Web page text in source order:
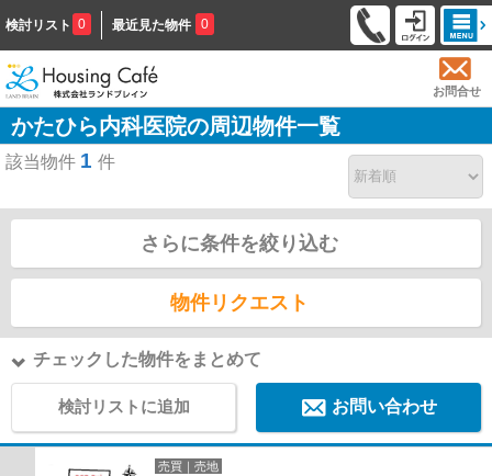
検討リスト 0 最近見た物件 0
お問合せ
かたひら内科医院の周辺物件一覧
該当物件 1 件
さらに条件を絞り込む
物件リクエスト
チェックした物件をまとめて
検討リストに追加 お問い合わせ
売買｜売地